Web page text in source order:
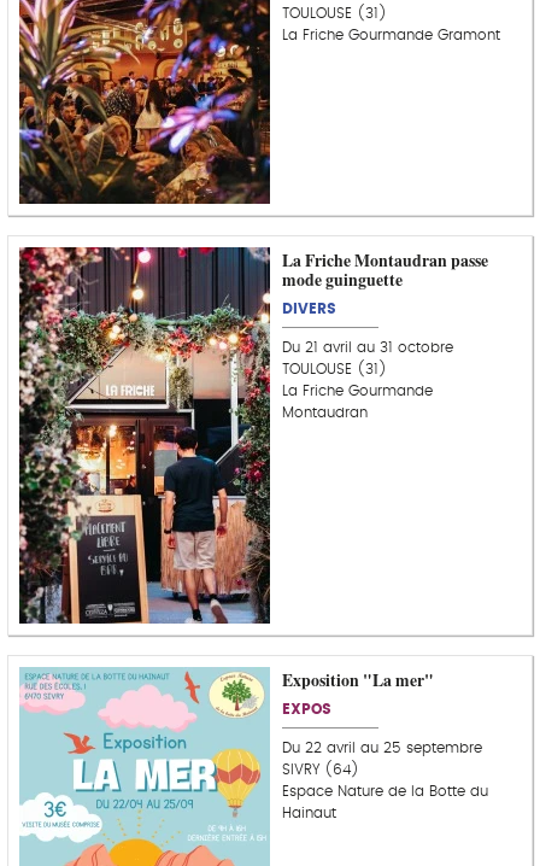
TOULOUSE (31)
La Friche Gourmande Gramont
La Friche Montaudran passe
mode guinguette
DIVERS
Du 21 avril au 31 octobre
TOULOUSE (31)
La Friche Gourmande
Montaudran
Exposition "La mer"
EXPOS
Du 22 avril au 25 septembre
SIVRY (64)
Espace Nature de la Botte du
Hainaut